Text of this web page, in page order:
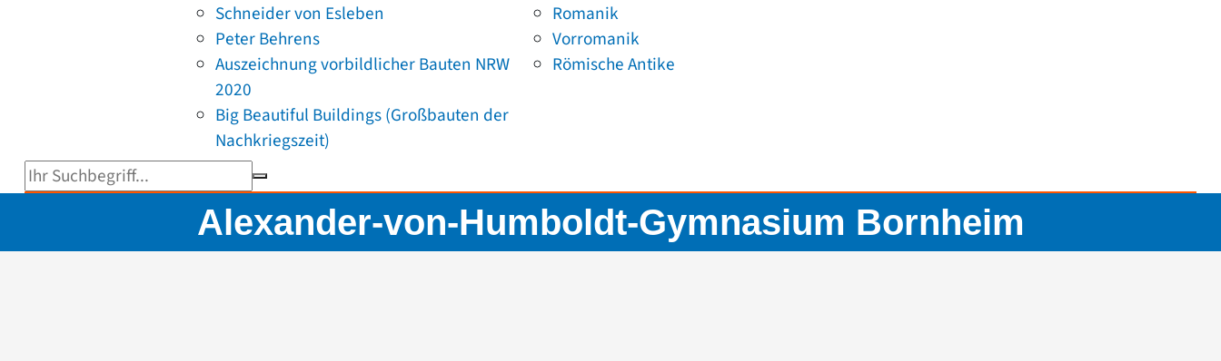
Schneider von Esleben
Peter Behrens
Auszeichnung vorbildlicher Bauten NRW
2020
Big Beautiful Buildings (Großbauten der
Nachkriegszeit)
Romanik
Vorromanik
Römische Antike
Suchbegriff eingeben
Alexander-von-Humboldt-Gymnasium Bornheim